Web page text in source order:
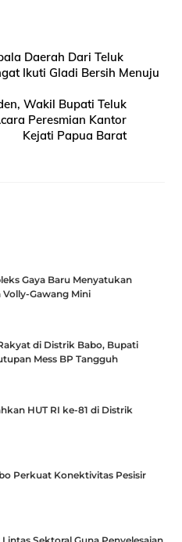
Daerah Dari Teluk
Ikuti Gladi Bersih Menuju
Wakil Bupati Teluk
Peresmian Kantor
Kejati Papua Barat
Gaya Baru Menyatukan
Gawang Mini
di Distrik Babo, Bupati
Mess BP Tangguh
HUT RI ke-81 di Distrik
Perkuat Konektivitas Pesisir